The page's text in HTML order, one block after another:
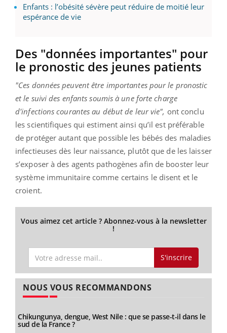
Enfants : l’obésité sévère peut réduire de moitié leur
espérance de vie
Des "données importantes" pour
le pronostic des jeunes patients
"Ces données peuvent être importantes pour le pronostic
et le suivi des enfants soumis à une forte charge
d'infections courantes au début de leur vie", ont conclu
les scientifiques qui estiment ainsi qu’il est préférable
de protéger autant que possible les bébés des maladies
infectieuses dès leur naissance, plutôt que de les laisser
s’exposer à des agents pathogènes afin de booster leur
système immunitaire comme certains le disent et le
croient.
Vous aimez cet article ? Abonnez-vous à la newsletter
!
S'inscrire
NOUS VOUS RECOMMANDONS
Chikungunya, dengue, West Nile : que se passe-t-il dans le
sud de la France ?